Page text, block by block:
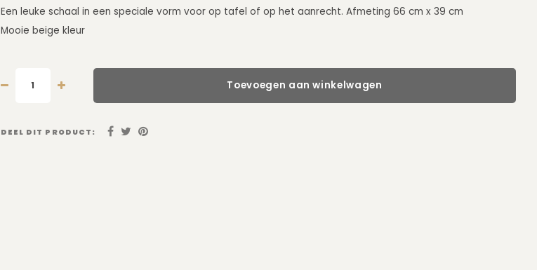
Een leuke schaal in een speciale vorm voor op tafel of op het aanrecht. Afmeting 66 cm x 39 cm
Mooie beige kleur
Toevoegen aan winkelwagen
DEEL DIT PRODUCT: